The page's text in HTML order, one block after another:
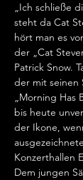
„Ich schließe
steht da Cat
hört man es
der „Cat
Patrick Snow.
der mit seinen
„Morning Has
bis heute
der Ikone,
Konzerthallen
Dem jungen